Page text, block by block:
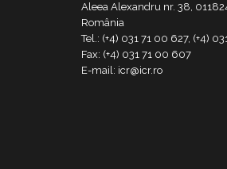
Aleea Alexandru nr. 38,
România
Tel.: (+4) 031 71 00 627, (+4)
Fax: (+4) 031 71 00 607
E-mail: icr@icr.ro